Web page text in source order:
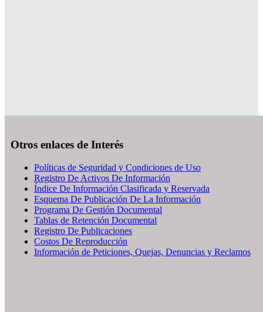
Otros enlaces de Interés
Políticas de Seguridad y Condiciones de Uso
Registro De Activos De Información
Índice De Información Clasificada y Reservada
Esquema De Publicación De La Información
Programa De Gestión Documental
Tablas de Retención Documental
Registro De Publicaciones
Costos De Reproducción
Información de Peticiones, Quejas, Denuncias y Reclamos